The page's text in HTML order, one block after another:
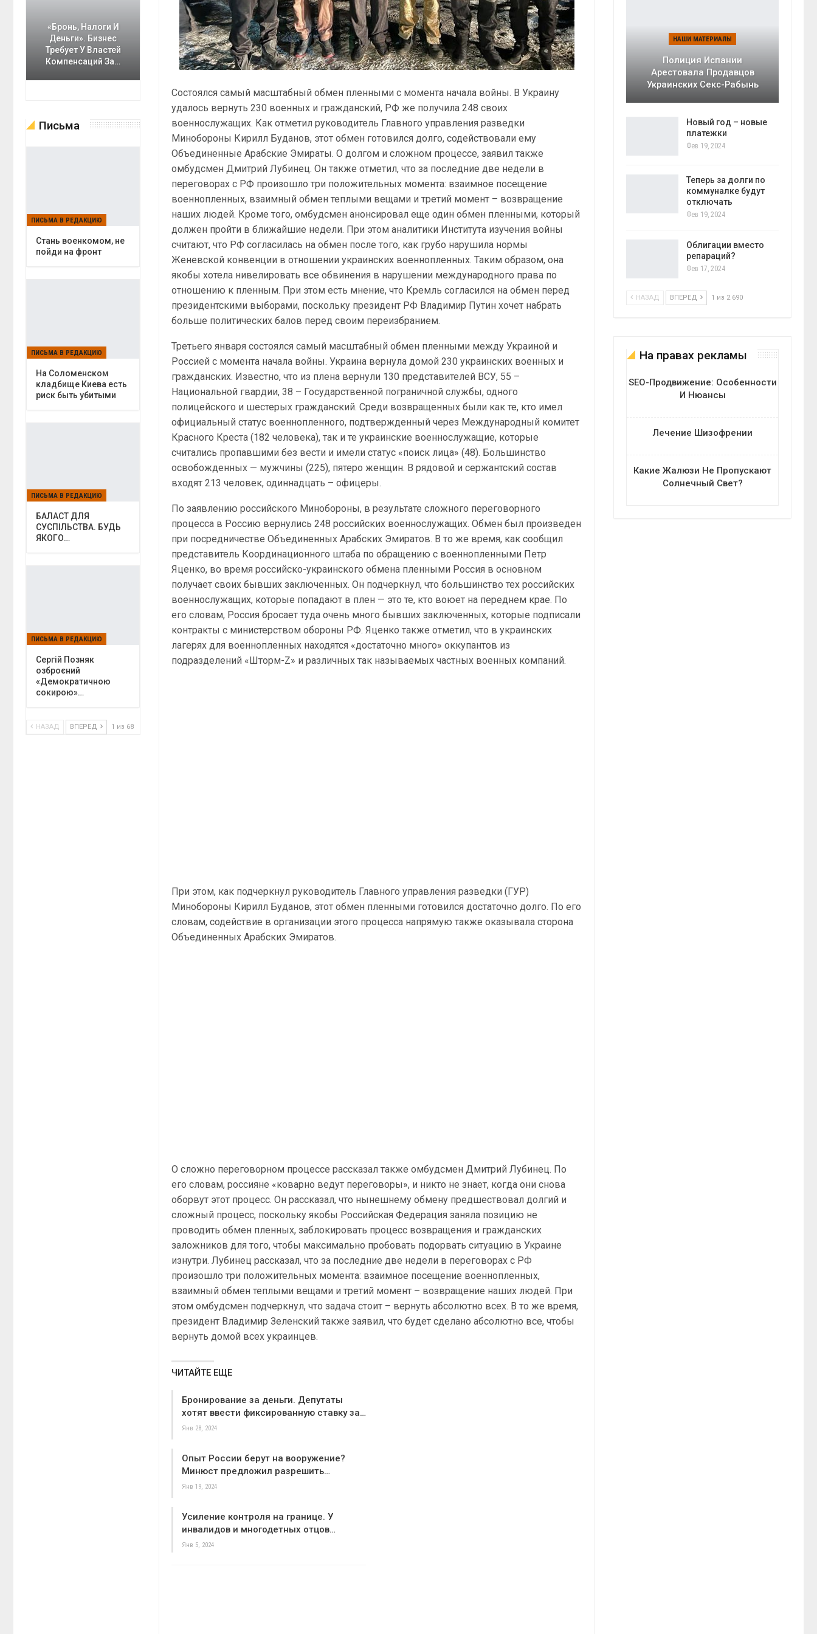
Состоялся самый масштабный обмен пленными с момента начала войны. В Украину
удалось вернуть 230 военных и гражданский, РФ же получила 248 своих
военнослужащих. Как отметил руководитель Главного управления разведки
Минобороны Кирилл Буданов, этот обмен готовился долго, содействовали ему
Объединенные Арабские Эмираты. О долгом и сложном процессе, заявил также
омбудсмен Дмитрий Лубинец. Он также отметил, что за последние две недели в
переговорах с РФ произошло три положительных момента: взаимное посещение
военнопленных, взаимный обмен теплыми вещами и третий момент – возвращение
наших людей. Кроме того, омбудсмен анонсировал еще один обмен пленными, который
должен пройти в ближайшие недели. При этом аналитики Института изучения войны
считают, что РФ согласилась на обмен после того, как грубо нарушила нормы
Женевской конвенции в отношении украинских военнопленных. Таким образом, она
якобы хотела нивелировать все обвинения в нарушении международного права по
отношению к пленным. При этом есть мнение, что Кремль согласился на обмен перед
президентскими выборами, поскольку президент РФ Владимир Путин хочет набрать
больше политических балов перед своим переизбранием.
Третьего января состоялся самый масштабный обмен пленными между Украиной и
Россией с момента начала войны. Украина вернула домой 230 украинских военных и
гражданских. Известно, что из плена вернули 130 представителей ВСУ, 55 –
Национальной гвардии, 38 – Государственной пограничной службы, одного
полицейского и шестерых гражданский. Среди возвращенных были как те, кто имел
официальный статус военнопленного, подтвержденный через Международный комитет
Красного Креста (182 человека), так и те украинские военнослужащие, которые
считались пропавшими без вести и имели статус «поиск лица» (48). Большинство
освобожденных — мужчины (225), пятеро женщин. В рядовой и сержантский состав
входят 213 человек, одиннадцать – офицеры.
По заявлению российского Минобороны, в результате сложного переговорного
процесса в Россию вернулись 248 российских военнослужащих. Обмен был произведен
при посредничестве Объединенных Арабских Эмиратов. В то же время, как сообщил
представитель Координационного штаба по обращению с военнопленными Петр
Яценко, во время российско-украинского обмена пленными Россия в основном
получает своих бывших заключенных. Он подчеркнул, что большинство тех российских
военнослужащих, которые попадают в плен — это те, кто воюет на переднем крае. По
его словам, Россия бросает туда очень много бывших заключенных, которые подписали
контракты с министерством обороны РФ. Яценко также отметил, что в украинских
лагерях для военнопленных находятся «достаточно много» оккупантов из
подразделений «Шторм-Z» и различных так называемых частных военных компаний.
При этом, как подчеркнул руководитель Главного управления разведки (ГУР)
Минобороны Кирилл Буданов, этот обмен пленными готовился достаточно долго. По его
словам, содействие в организации этого процесса напрямую также оказывала сторона
Объединенных Арабских Эмиратов.
О сложно переговорном процессе рассказал также омбудсмен Дмитрий Лубинец. По
его словам, россияне «коварно ведут переговоры», и никто не знает, когда они снова
оборвут этот процесс. Он рассказал, что нынешнему обмену предшествовал долгий и
сложный процесс, поскольку якобы Российская Федерация заняла позицию не
проводить обмен пленных, заблокировать процесс возвращения и гражданских
заложников для того, чтобы максимально пробовать подорвать ситуацию в Украине
изнутри. Лубинец рассказал, что за последние две недели в переговорах с РФ
произошло три положительных момента: взаимное посещение военнопленных,
взаимный обмен теплыми вещами и третий момент – возвращение наших людей. При
этом омбудсмен подчеркнул, что задача стоит – вернуть абсолютно всех. В то же время,
президент Владимир Зеленский также заявил, что будет сделано абсолютно все, чтобы
вернуть домой всех украинцев.
ЧИТАЙТЕ ЕЩЕ
Бронирование за деньги. Депутаты
хотят ввести фиксированную ставку за…
Янв 28, 2024
Опыт России берут на вооружение?
Минюст предложил разрешить…
Янв 19, 2024
Усиление контроля на границе. У
инвалидов и многодетных отцов…
Янв 5, 2024
НАШИ МАТЕРИАЛЫ
Полиция Испании
Арестовала Продавцов
Украинских Секс-Рабынь
Новый год – новые
платежки
Фев 19, 2024
Теперь за долги по
коммуналке будут
отключать
Фев 19, 2024
Облигации вместо
репараций?
Фев 17, 2024
НАЗАД ВПЕРЕД 1 из 2 690
На правах рекламы
SEO-Продвижение: Особенности
И Нюансы
Лечение Шизофрении
Какие Жалюзи Не Пропускают
Солнечный Свет?
«Бронь, Налоги И
Деньги». Бизнес
Требует У Властей
Компенсаций За…
Письма
ПИСЬМА В РЕДАКЦИЮ
Cтань военкомом, не
пойди на фронт
ПИСЬМА В РЕДАКЦИЮ
На Соломенском
кладбище Киева есть
риск быть убитыми
ПИСЬМА В РЕДАКЦИЮ
БАЛАСТ ДЛЯ
СУСПІЛЬСТВА. БУДЬ
ЯКОГО…
ПИСЬМА В РЕДАКЦИЮ
Сергій Позняк
озброєний
«Демократичною
сокирою»…
НАЗАД ВПЕРЕД 1 из 68